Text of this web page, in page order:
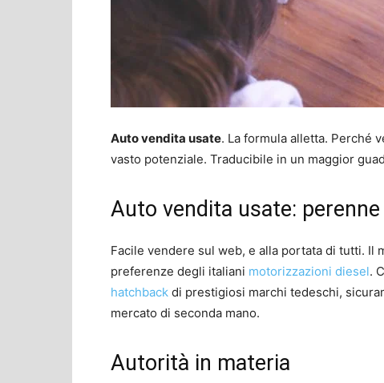
Auto vendita usate. La formula alletta. Perché
vasto potenziale. Traducibile in un maggior
Auto vendita usate:
Facile vendere sul web, e alla portata di tutti. Il
preferenze degli italiani motorizzazioni diesel.
hatchback di prestigiosi marchi tedeschi,
mercato di seconda mano.
Autorità in materia